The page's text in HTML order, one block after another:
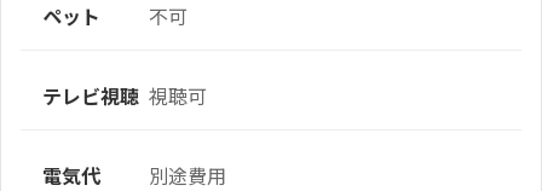
ペット 不可
テレビ視聴 視聴可
電気代 別途費用